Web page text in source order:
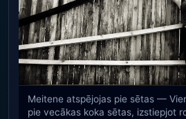
Meitene atspējojas pie sētas —
pie vecākas koka sētas, izstiepjot